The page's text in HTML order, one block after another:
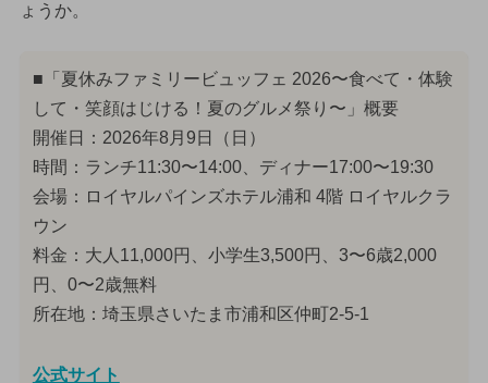
ょうか。
■「夏休みファミリービュッフェ 2026〜食べて・体験
して・笑顔はじける！夏のグルメ祭り〜」概要
開催日：2026年8月9日（日）
時間：ランチ11:30〜14:00、ディナー17:00〜19:30
会場：ロイヤルパインズホテル浦和 4階 ロイヤルクラ
ウン
料金：大人11,000円、小学生3,500円、3〜6歳2,000
円、0〜2歳無料
所在地：埼玉県さいたま市浦和区仲町2-5-1
公式サイト